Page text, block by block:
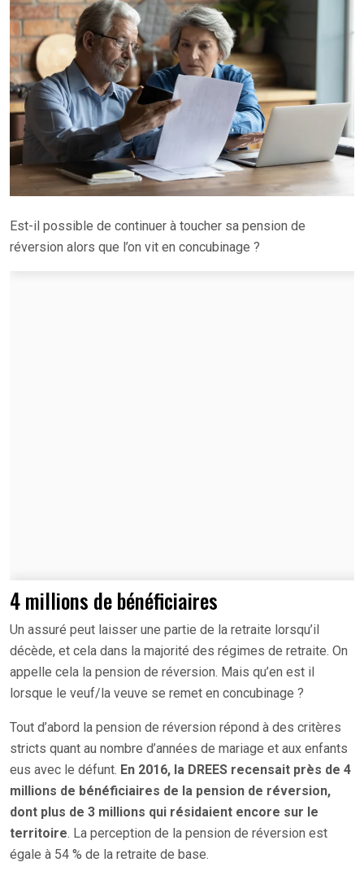
Est-il possible de continuer à toucher sa pension de
réversion alors que l’on vit en concubinage ?
4 millions de bénéficiaires
Un assuré peut laisser une partie de la retraite lorsqu’il
décède, et cela dans la majorité des régimes de retraite. On
appelle cela la pension de réversion. Mais qu’en est il
lorsque le veuf/la veuve se remet en concubinage ?
Tout d’abord la pension de réversion répond à des critères
stricts quant au nombre d’années de mariage et aux enfants
eus avec le défunt. En 2016, la DREES recensait près de 4
millions de bénéficiaires de la pension de réversion,
dont plus de 3 millions qui résidaient encore sur le
territoire. La perception de la pension de réversion est
égale à 54 % de la retraite de base.